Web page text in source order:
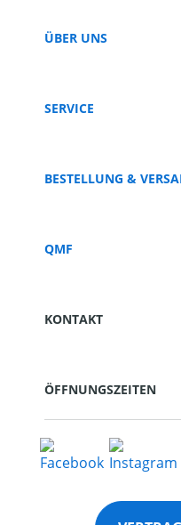
ÜBER UNS
SERVICE
BESTELLUNG &
QMF
KONTAKT
ÖFFNUNGSZEITEN